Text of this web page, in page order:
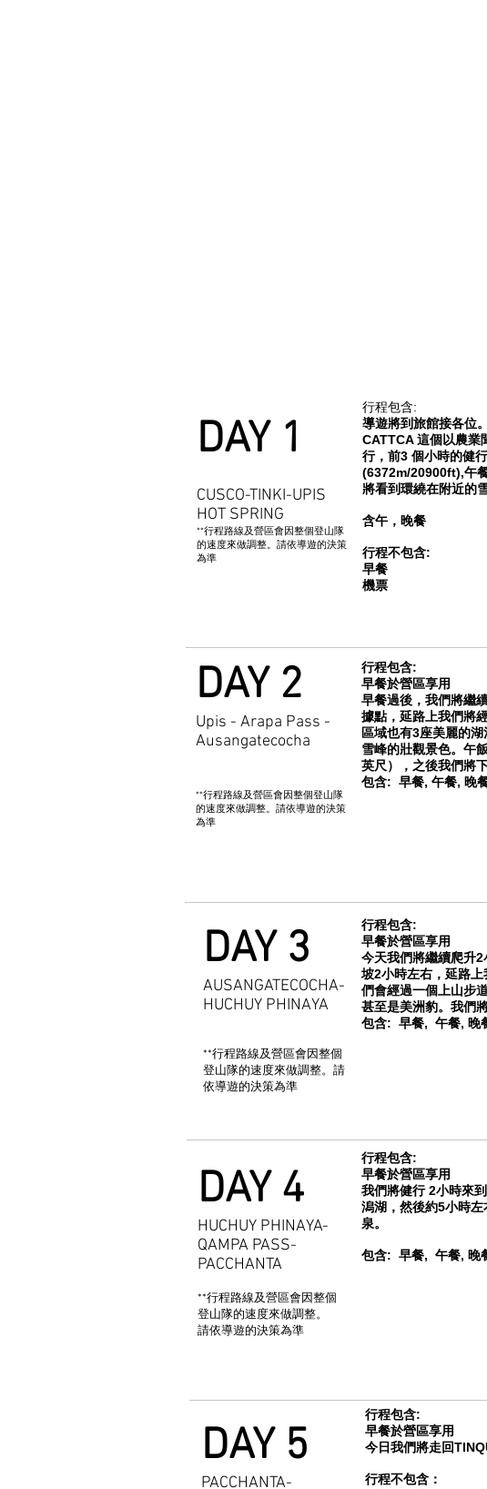
DAY 1
CUSCO-TINKI-UPIS
HOT SPRING
**行程路線及營區會因整個登山隊
的速度來做調整。請依導遊的決策
為準
行程包含:
導遊將到旅館接各位
CATTCA 這個以農業
行，前3 個小時的健
(6372m/20900ft),午
將看到環繞在附近的
含午，晚餐
行程不包含:
早餐
機票
DAY 2
Upis - Arapa Pass -
Ausangatecocha
**行程路線及營區會因整個登山隊
的速度來做調整。請依導遊的決策
為準
行程包含:
早餐於營區享用
早餐過後，我們將繼
據點，延路上我們將
區域也有3座美麗的
雪峰的壯觀景色。午
英尺），之後我們將
包含: 早餐, 午餐, 晚
DAY 3
AUSANGATECOCHA-
HUCHUY PHINAYA
**行程路線及營區會因整個
登山隊的速度來做調整。請
依導遊的決策為準
行程包含:
早餐於營區享用
今天我們將繼續爬升
坡2小時左右，延路
們會經過一個上山步
甚至是美洲豹。我們
包含: 早餐, 午餐, 晚
DAY 4
HUCHUY PHINAYA-
QAMPA PASS-
PACCHANTA
**行程路線及營區會因整個
登山隊的速度來做調整。
請依導遊的決策為準
行程包含:
早餐於營區享用
我們將健行 2小時來
潟湖，然後約5小時
泉。
包含: 早餐, 午餐, 晚
DAY 5
PACCHANTA-
行程包含:
早餐於營區享用
今日我們將走回
行程不包含：